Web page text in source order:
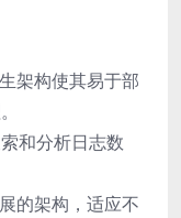
架构使其易于部
和分析日志数
的架构，适应不